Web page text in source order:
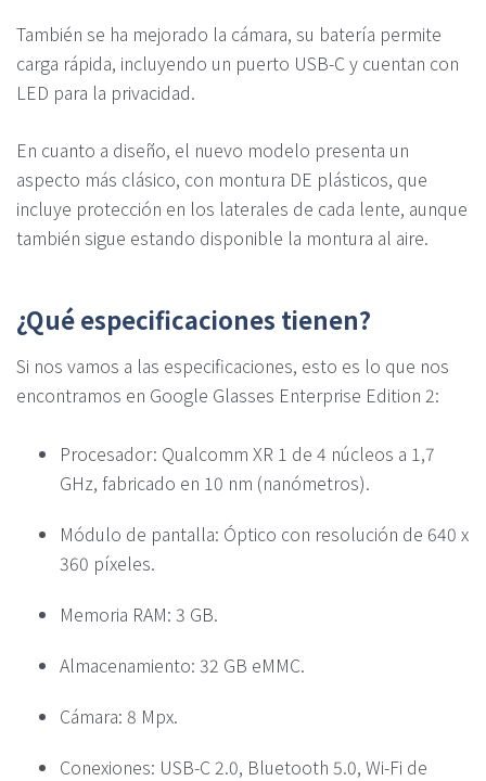
También se ha mejorado la cámara, su batería permite
carga rápida, incluyendo un puerto USB-C y cuentan con
LED para la privacidad.
En cuanto a diseño, el nuevo modelo presenta un
aspecto más clásico, con montura DE plásticos, que
incluye protección en los laterales de cada lente, aunque
también sigue estando disponible la montura al aire.
¿Qué especificaciones tienen?
Si nos vamos a las especificaciones, esto es lo que nos
encontramos en Google Glasses Enterprise Edition 2:
Procesador: Qualcomm XR 1 de 4 núcleos a 1,7
GHz, fabricado en 10 nm (nanómetros).
Módulo de pantalla: Óptico con resolución de 640 x
360 píxeles.
Memoria RAM: 3 GB.
Almacenamiento: 32 GB eMMC.
Cámara: 8 Mpx.
Conexiones: USB-C 2.0, Bluetooth 5.0, Wi-Fi de